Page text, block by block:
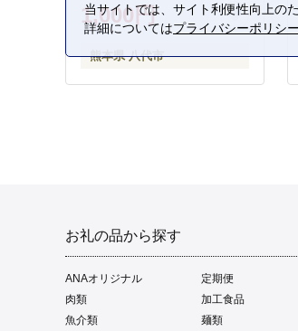
1,000円
熊本県 八代市
お礼の品から探す
ANAオリジナル 定期便
肉類
加工食品
魚介類
麺類
当サイトでは、サイト利便性向上の
詳細についてはプライバシーポリシー